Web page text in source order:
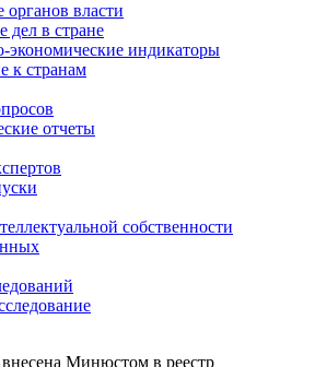
власти
дел в стране
экономические индикаторы
к странам
отчеты
собственности
Минюстом в реестр